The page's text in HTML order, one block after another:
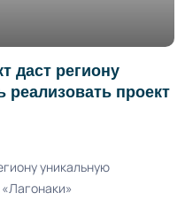
даст региону
проект
уникальную